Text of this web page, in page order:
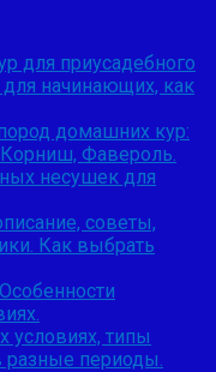
для приусадебного
для начинающих, как
домашних кур:
Фавероль.
несушек для
советы,
Как выбрать
условиях, типы
разные периоды.